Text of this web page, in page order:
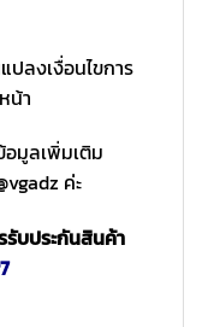
ลงเงื่อนไขการ
น้า
มูลเพิ่มเติม
ค่ะ
รับประกันสินค้า